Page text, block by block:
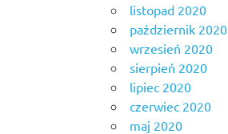
listopad 2020
październik 2020
wrzesień 2020
sierpień 2020
lipiec 2020
czerwiec 2020
maj 2020